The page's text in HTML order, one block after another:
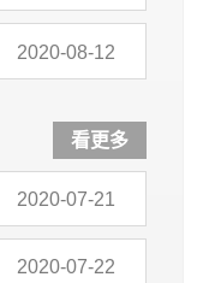
2020-08-12
看更多
2020-07-21
2020-07-22